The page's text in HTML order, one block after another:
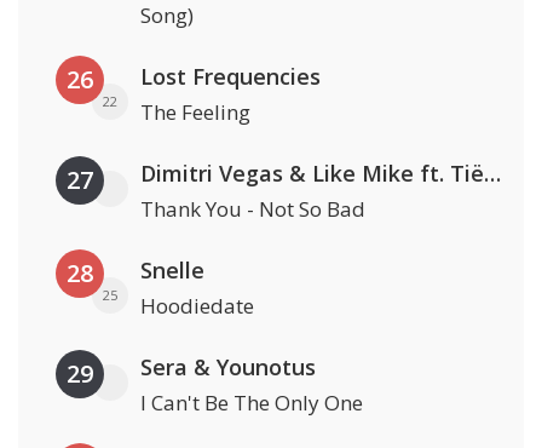
Song)
26
22
Lost Frequencies
The Feeling
27 Dimitri Vegas & Like Mike ft. Tiësto, W&W & Dido
Thank You - Not So Bad
28
25
Snelle
Hoodiedate
29 Sera & Younotus
I Can't Be The Only One